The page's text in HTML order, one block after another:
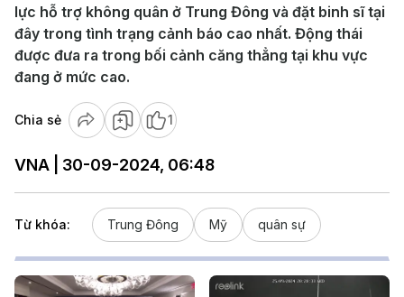
lực hỗ trợ không quân ở Trung Đông và đặt binh sĩ tại
đây trong tình trạng cảnh báo cao nhất. Động thái
được đưa ra trong bối cảnh căng thẳng tại khu vực
đang ở mức cao.
Chia sẻ 1
VNA | 30-09-2024, 06:48
Từ khóa: Trung Đông Mỹ quân sự